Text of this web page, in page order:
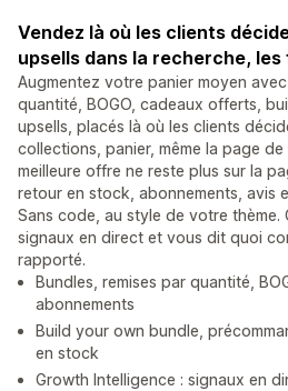
Vendez là où les clients
upsells dans la recherche,
Augmentez votre panier moyen
quantité, BOGO, cadeaux offerts,
upsells, placés là où les clients
collections, panier, même la page de
meilleure offre ne reste plus sur la
retour en stock, abonnements, avis
Sans code, au style de votre thème.
signaux en direct et vous dit quoi
rapporté.
Bundles, remises par quantité,
abonnements
Build your own bundle,
en stock
Growth Intelligence : signaux en